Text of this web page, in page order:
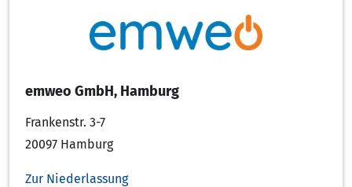
emweo GmbH, Hamburg
Frankenstr. 3-7
20097 Hamburg
Zur Niederlassung